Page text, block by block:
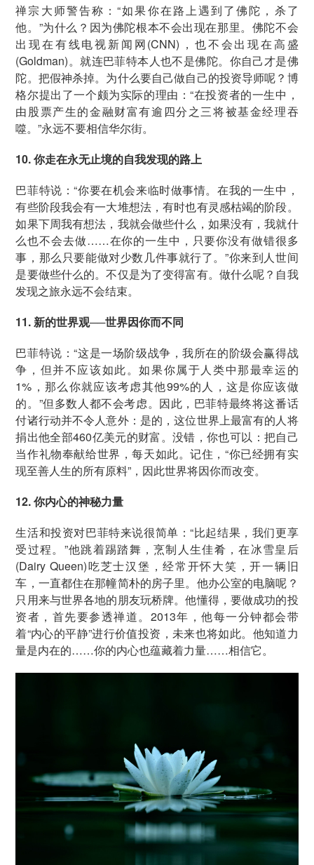
禅宗大师警告称：“如果你在路上遇到了佛陀，杀了
他。”为什么？因为佛陀根本不会出现在那里。佛陀不会
出现在有线电视新闻网(CNN)，也不会出现在高盛
(Goldman)。就连巴菲特本人也不是佛陀。你自己才是佛
陀。把假神杀掉。为什么要自己做自己的投资导师呢？博
格尔提出了一个颇为实际的理由：“在投资者的一生中，
由股票产生的金融财富有逾四分之三将被基金经理吞
噬。”永远不要相信华尔街。
10. 你走在永无止境的自我发现的路上
巴菲特说：“你要在机会来临时做事情。在我的一生中，
有些阶段我会有一大堆想法，有时也有灵感枯竭的阶段。
如果下周我有想法，我就会做些什么，如果没有，我就什
么也不会去做……在你的一生中，只要你没有做错很多
事，那么只要能做对少数几件事就行了。”你来到人世间
是要做些什么的。不仅是为了变得富有。做什么呢？自我
发现之旅永远不会结束。
11. 新的世界观──世界因你而不同
巴菲特说：“这是一场阶级战争，我所在的阶级会赢得战
争，但并不应该如此。如果你属于人类中那最幸运的
1%，那么你就应该考虑其他99%的人，这是你应该做
的。”但多数人都不会考虑。因此，巴菲特最终将这番话
付诸行动并不令人意外：是的，这位世界上最富有的人将
捐出他全部460亿美元的财富。没错，你也可以：把自己
当作礼物奉献给世界，每天如此。记住，“你已经拥有实
现至善人生的所有原料”，因此世界将因你而改变。
12. 你内心的神秘力量
生活和投资对巴菲特来说很简单：“比起结果，我们更享
受过程。”他跳着踢踏舞，烹制人生佳肴，在冰雪皇后
(Dairy Queen)吃芝士汉堡，经常开怀大笑，开一辆旧
车，一直都住在那幢简朴的房子里。他办公室的电脑呢？
只用来与世界各地的朋友玩桥牌。他懂得，要做成功的投
资者，首先要参透禅道。2013年，他每一分钟都会带
着“内心的平静”进行价值投资，未来也将如此。他知道力
量是内在的……你的内心也蕴藏着力量……相信它。